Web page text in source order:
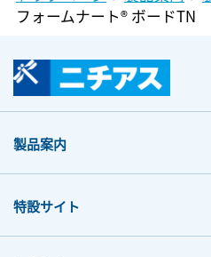
フォームナート® ボードTN
製品案内
特設サイト